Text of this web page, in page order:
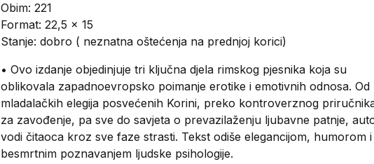
Obim: 221
Format: 22,5 x 15
Stanje: dobro ( neznatna oštećenja na prednjoj korici)
• Ovo izdanje objedinjuje tri ključna djela rimskog pjesnika koja su
oblikovala zapadnoevropsko poimanje erotike i emotivnih odnosa. Od
mladalačkih elegija posvećenih Korini, preko kontroverznog
za zavođenje, pa sve do savjeta o prevazilaženju ljubavne patnje,
vodi čitaoca kroz sve faze strasti. Tekst odiše elegancijom, humorom i
besmrtnim poznavanjem ljudske psihologije.